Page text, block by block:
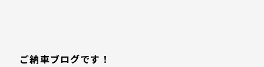
ご納車ブログです！